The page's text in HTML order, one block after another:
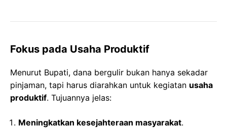
Fokus pada Usaha Produktif
Menurut Bupati, dana bergulir bukan hanya sekadar
pinjaman, tapi harus diarahkan untuk kegiatan usaha
produktif. Tujuannya jelas:
Meningkatkan kesejahteraan masyarakat.